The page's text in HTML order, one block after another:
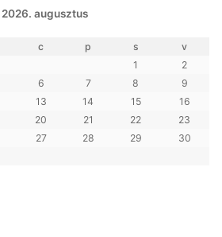
2026. augusztus
c p s
v
1
2
6 7 8
9
13 14 15
16
20 21 22
23
27 28 29
30